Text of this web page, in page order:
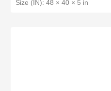
Size (IN): 48 × 40 × 5 in